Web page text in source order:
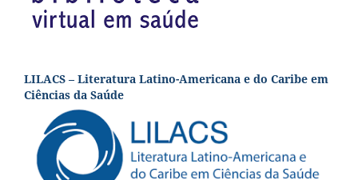
LILACS – Literatura Latino-Americana e do Caribe em
Ciências da Saúde